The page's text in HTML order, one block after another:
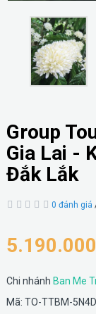
Group
Gia Lai -
Đắk Lắk
0 đánh giá
Chi nhánh Ban Me
Mã: TO-TTBM-5N4D